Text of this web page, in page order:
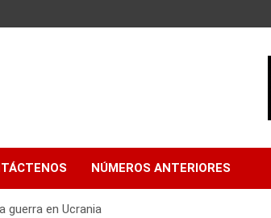
NÚMEROS ANTERIORES
guerra en Ucrania